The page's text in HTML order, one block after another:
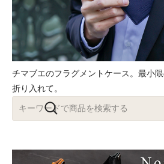
チマブエのフラグメントケース。最小
折り入れて。